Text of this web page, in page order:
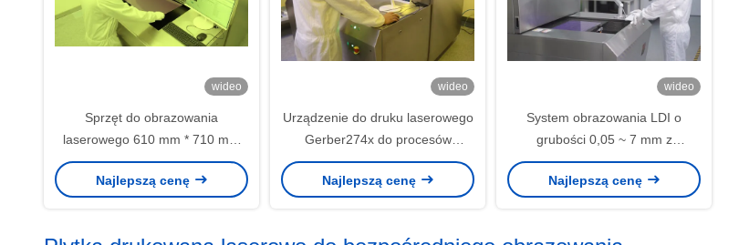
wideo
Sprzęt do obrazowania
laserowego 610 mm * 710 mm
ze skalą partycji dla grubości
płyty 0,05-7 mm
Najlepszą cenę
wideo
Urządzenie do druku laserowego
Gerber274x do procesów
wewnętrznych z tolerancją
szerokości linii ±10%.
Najlepszą cenę
wideo
System obrazowania LDI o
grubości 0,05 ~ 7 mm z
dokładnością wewnętrznego
wyrównania 20 μM
Najlepszą cenę